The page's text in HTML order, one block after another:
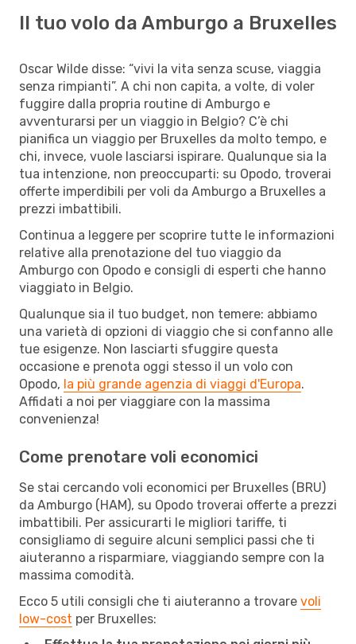
Il tuo volo da Amburgo a Bruxelles
Oscar Wilde disse: “vivi la vita senza scuse, viaggia
senza rimpianti”. A chi non capita, a volte, di voler
fuggire dalla propria routine di Amburgo e
avventurarsi per un viaggio in Belgio? C’è chi
pianifica un viaggio per Bruxelles da molto tempo, e
chi, invece, vuole lasciarsi ispirare. Qualunque sia la
tua intenzione, non preoccuparti: su Opodo, troverai
offerte imperdibili per voli da Amburgo a Bruxelles a
prezzi imbattibili.
Continua a leggere per scoprire tutte le informazioni
relative alla prenotazione del tuo viaggio da
Amburgo con Opodo e consigli di esperti che hanno
viaggiato in Belgio.
Qualunque sia il tuo budget, non temere: abbiamo
una varietà di opzioni di viaggio che si confanno alle
tue esigenze. Non lasciarti sfuggire questa
occasione e prenota oggi stesso il un volo con
Opodo, la più grande agenzia di viaggi d'Europa.
Affidati a noi per viaggiare con la massima
convenienza!
Come prenotare voli economici
Se stai cercando voli economici per Bruxelles (BRU)
da Amburgo (HAM), su Opodo troverai offerte a prezzi
imbattibili. Per assicurarti le migliori tariffe, ti
consigliamo di seguire alcuni semplici passi che ti
aiuteranno a risparmiare, viaggiando sempre con la
massima comodità.
Ecco 5 utili consigli che ti aiuteranno a trovare voli
low-cost per Bruxelles: